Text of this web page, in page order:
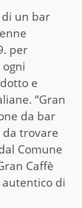
di un bar
per
e
“Gran
da bar
trovare
Comune
Caffè
autentico di